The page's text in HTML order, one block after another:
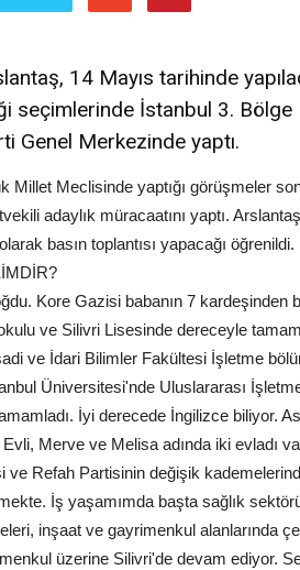
14 Mayıs tarihinde
seçimlerinde İstanbul 3. Bölge
Genel Merkezinde yaptı.
Millet Meclisinde yaptığı görüşmeler
adaylık müracaatını yaptı.
basın toplantısı yapacağı öğrenildi.
Kore Gazisi babanın 7
ve Silivri Lisesinde dereceyle
ve İdari Bilimler Fakültesi İşletme
Üniversitesi'nde Uluslararası
İyi derecede İngilizce biliyor.
Merve ve Melisa adında iki evladı
ve Refah Partisinin değişik
İş yaşamımda başta sağlık
inşaat ve gayrimenkul alanlarında
üzerine Silivri'de devam ediyor.